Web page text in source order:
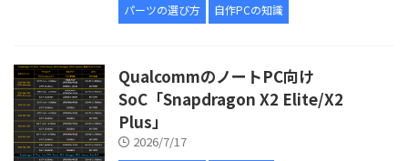
パーツの選び方 自作PCの知識
QualcommのノートPC向け
SoC「Snapdragon X2 Elite/X2
Plus」
2026/7/17